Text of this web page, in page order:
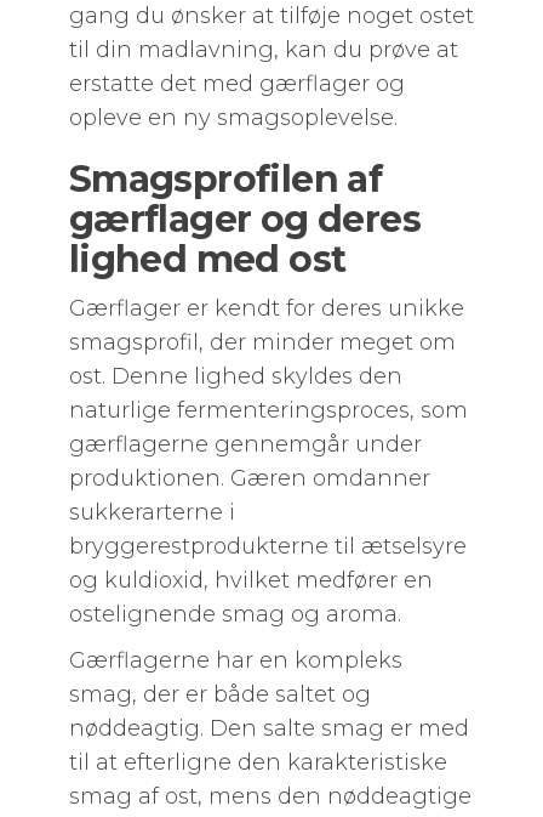
gang du ønsker at tilføje noget ostet
til din madlavning, kan du prøve at
erstatte det med gærflager og
opleve en ny smagsoplevelse.
Smagsprofilen af
gærflager og deres
lighed med ost
Gærflager er kendt for deres unikke
smagsprofil, der minder meget om
ost. Denne lighed skyldes den
naturlige fermenteringsproces, som
gærflagerne gennemgår under
produktionen. Gæren omdanner
sukkerarterne i
bryggerestprodukterne til ætselsyre
og kuldioxid, hvilket medfører en
ostelignende smag og aroma.
Gærflagerne har en kompleks
smag, der er både saltet og
nøddeagtig. Den salte smag er med
til at efterligne den karakteristiske
smag af ost, mens den nøddeagtige